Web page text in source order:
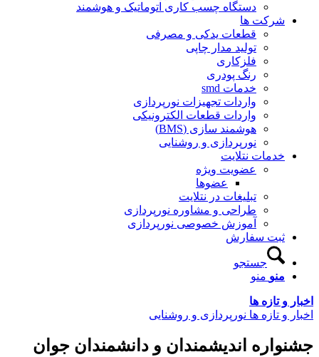
دستگاه چسب کاری اتوماتیک و هوشمند
شرکت ها
قطعات یدکی و مصرفی
تولید مدار چاپی
فلزکاری
رنگ پودری
خدمات smd
واردات تجهیزات نورپردازی
واردات قطعات الکترونیکی
هوشمند سازی (BMS)
نورپردازی و روشنایی
خدمات نتلایت
عضویت ویژه
عضوها
تبلیغات در نتلایت
طراحی و مشاوره نورپردازی
آموزش خصوصی نورپردازی
ثبت سفارش
جستجو
منو منو
اخبار و تازه ها
اخبار و تازه ها نورپردازی و روشنایی
جشنواره اندیشمندان و دانشمندان جوان